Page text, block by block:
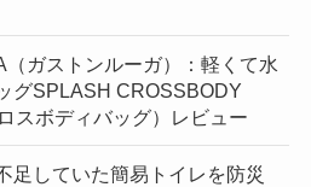
（ガストンルーガ）：軽くて水
グSPLASH CROSSBODY
スボディバッグ）レビュー
足していた簡易トイレを防災